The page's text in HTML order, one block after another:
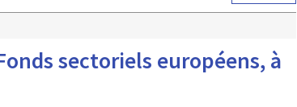
sectoriels européens, à